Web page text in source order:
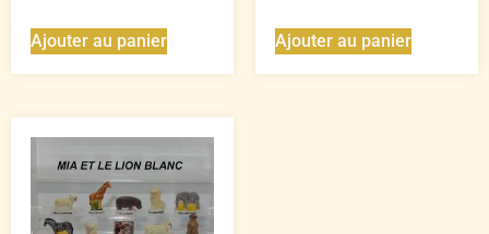
Ajouter au panier Ajouter au panier